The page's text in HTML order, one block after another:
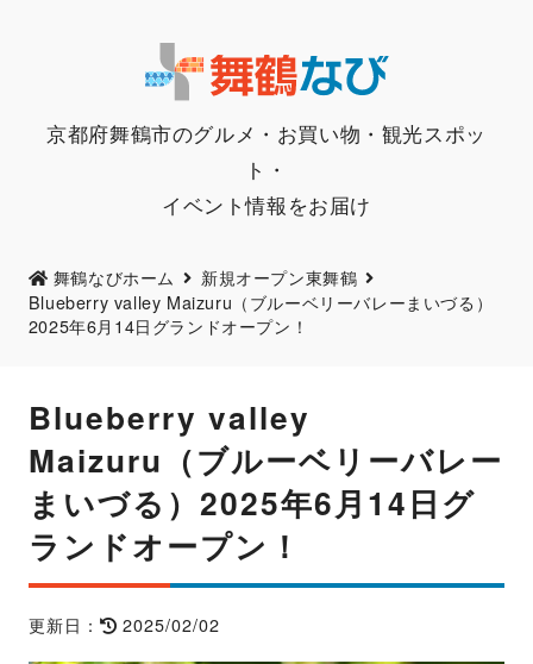
京都府舞鶴市のグルメ・お買い物・観光スポッ
ト・
イベント情報をお届け
舞鶴なびホーム 新規オープン東舞鶴
Blueberry valley Maizuru（ブルーベリーバレーまいづる）
2025年6月14日グランドオープン！
Blueberry valley
Maizuru（ブルーベリーバレー
まいづる）2025年6月14日グ
ランドオープン！
更新日： 2025/02/02